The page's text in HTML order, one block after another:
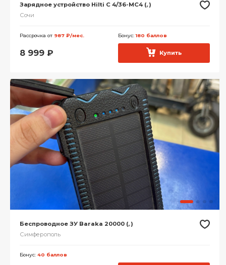
Зарядное устройство Hilti С 4/36-MC4 (, )
Сочи
Рассрочка от 987 ₽/мес. Бонус:180 баллов
8 999 ₽ Купить
Беспроводное ЗУ Baraka 20000 (, )
Симферополь
Бонус: 40 баллов